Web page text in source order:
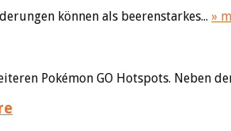
können als beerenstarkes... »
Pokémon GO Hotspots. Neben